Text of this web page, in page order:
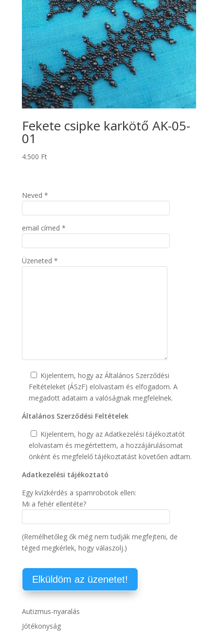
Fekete csipke karkötő AK-05-
01
4.500 Ft
Neved *
email címed *
Üzeneted *
Kijelentem, hogy az Általános Szerződési
Feltételeket (ÁSzF) elolvastam és elfogadom. A
megadott adataim a valóságnak megfelelnek.
Általános Szerződési Feltételek
Kijelentem, hogy az Adatkezelési tájékoztatót
elolvastam és megértettem, a hozzájárulásomat
önként és megfelelő tájékoztatást követően adtam.
Adatkezelési tájékoztató
Egy kvízkérdés a spamrobotok ellen:
Mi a fehér ellentéte?
(Remélhetőleg ők még nem tudják megfejteni, de
téged megkérlek, hogy válaszolj.)
Autizmus-nyaralás
Jótékonyság